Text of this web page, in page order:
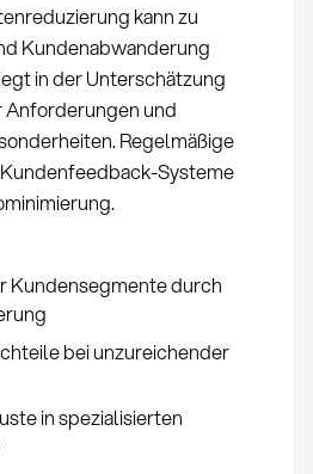
kann zu
Kundenabwanderung
in der Unterschätzung
und
Regelmäßige
Systeme
Kundensegmente durch
bei unzureichender
in spezialisierten